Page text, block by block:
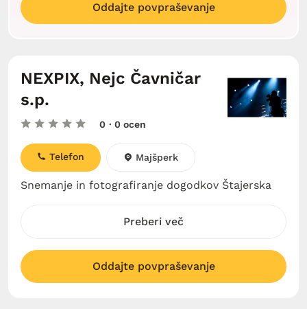
Oddajte povpraševanje
NEXPIX, Nejc Čavničar
s.p.
0 · 0 ocen
Snemanje in fotografiranje dogodkov Štajerska
Telefon Majšperk
Preberi več
Oddajte povpraševanje